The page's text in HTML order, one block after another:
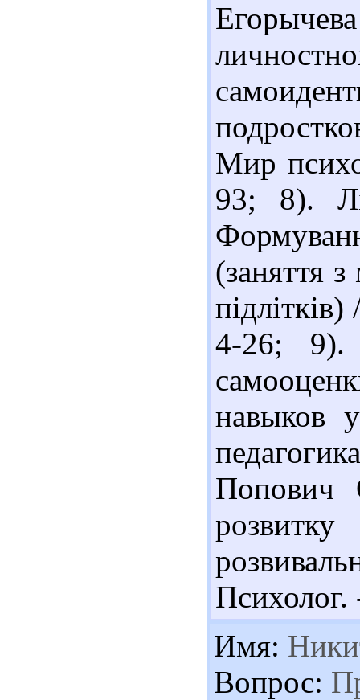
Мир
93; 8).
(заняття
4-26; 9).
навыков
Попович
Имя:
Вопрос: